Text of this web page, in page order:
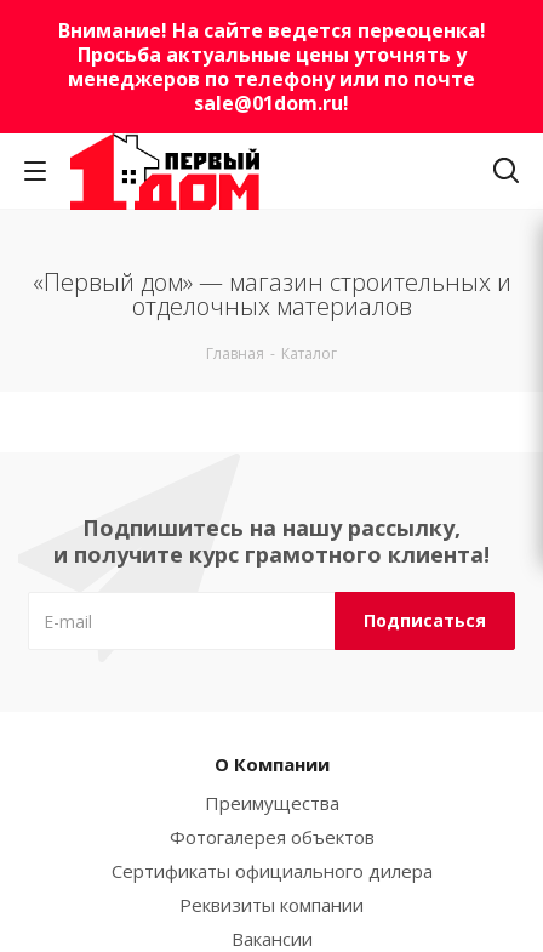
Внимание! На сайте ведется переоценка!
Просьба актуальные цены уточнять у
менеджеров по телефону или по почте
sale@01dom.ru!
«Первый дом» — магазин строительных и
отделочных материалов
Главная - Каталог
Подпишитесь на нашу рассылку,
и получите курс грамотного клиента!
О Компании
Преимущества
Фотогалерея объектов
Сертификаты официального дилера
Реквизиты компании
Вакансии